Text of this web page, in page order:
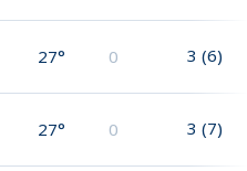
27° 0 3 (6)
27° 0 3 (7)